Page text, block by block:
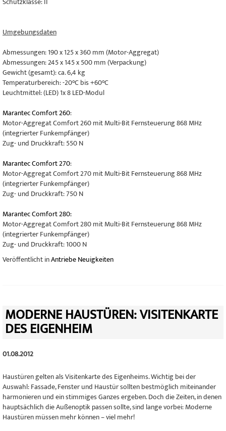
Umgebungsdaten
Abmessungen: 190 x 125 x 360 mm (Motor-Aggregat)
Abmessungen: 245 x 145 x 500 mm (Verpackung)
Gewicht (gesamt): ca. 6,4 kg
Temperaturbereich: -20°C bis +60°C
Leuchtmittel: (LED) 1x 8 LED-Modul
Marantec Comfort 260:
Motor-Aggregat Comfort 260 mit Multi-Bit Fernsteuerung 868 MHz
(integrierter Funkempfänger)
Zug- und Druckkraft: 550 N
Marantec Comfort 270:
Motor-Aggregat Comfort 270 mit Multi-Bit Fernsteuerung 868 MHz
(integrierter Funkempfänger)
Zug- und Druckkraft: 750 N
Marantec Comfort 280:
Motor-Aggregat Comfort 280 mit Multi-Bit Fernsteuerung 868 MHz
(integrierter Funkempfänger)
Zug- und Druckkraft: 1000 N
Veröffentlicht inAntriebe Neuigkeiten
MODERNE HAUSTÜREN: VISITENKARTE
DES EIGENHEIM
01.08.2012
Haustüren gelten als Visitenkarte des Eigenheims. Wichtig bei der
Auswahl: Fassade, Fenster und Haustür sollten bestmöglich miteinander
harmonieren und ein stimmiges Ganzes ergeben. Doch die Zeiten, in denen
hauptsächlich die Außenoptik passen sollte, sind lange vorbei: Moderne
Haustüren müssen mehr können – viel mehr!